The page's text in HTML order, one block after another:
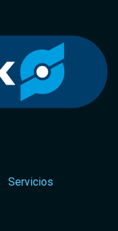
Servicios